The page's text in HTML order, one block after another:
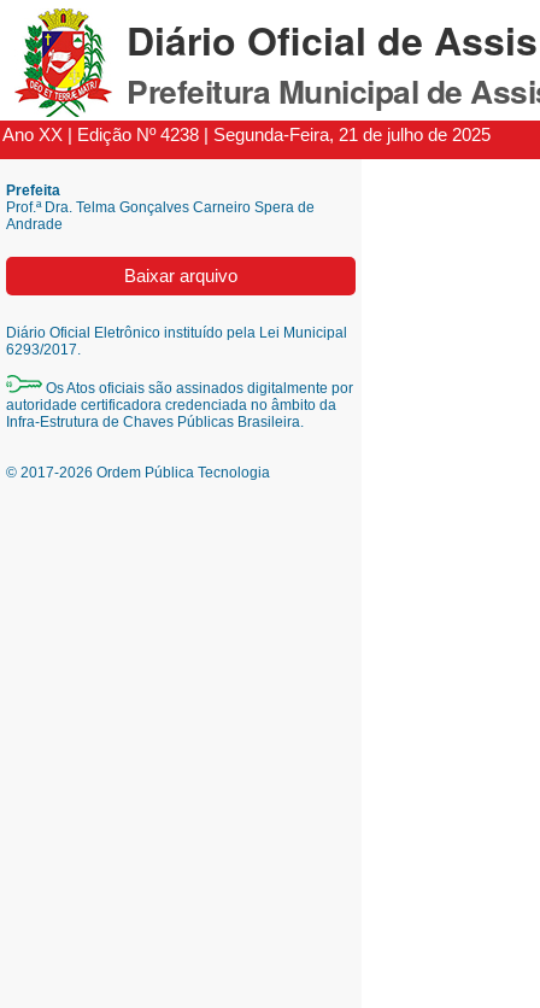
Diário Oficial de Assis
Prefeitura Municipal de
Ano XX | Edição Nº 4238 | Segunda-Feira, 21 de julho de 2025
Prefeita
Prof.ª Dra. Telma Gonçalves Carneiro Spera de
Andrade
Baixar arquivo
Diário Oficial Eletrônico instituído pela Lei Municipal
6293/2017.
Os Atos oficiais são assinados digitalmente por
autoridade certificadora credenciada no âmbito da
Infra-Estrutura de Chaves Públicas Brasileira.
© 2017-2026 Ordem Pública Tecnologia